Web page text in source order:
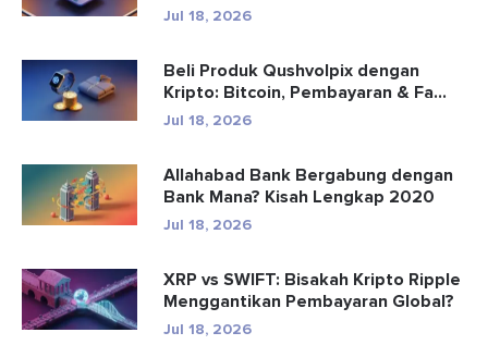
Jul 18, 2026
Beli Produk Qushvolpix dengan
Kripto: Bitcoin, Pembayaran & Fa...
Jul 18, 2026
Allahabad Bank Bergabung dengan
Bank Mana? Kisah Lengkap 2020
Jul 18, 2026
XRP vs SWIFT: Bisakah Kripto Ripple
Menggantikan Pembayaran Global?
Jul 18, 2026